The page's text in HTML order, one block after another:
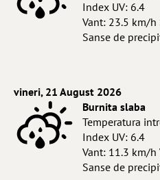
Index UV: 6.4
Vant: 23.5 km/h
Sanse de
vineri, 21 August 2026
Burnita slaba
Temperatura
Index UV: 6.4
Vant: 11.3 km/h
Sanse de